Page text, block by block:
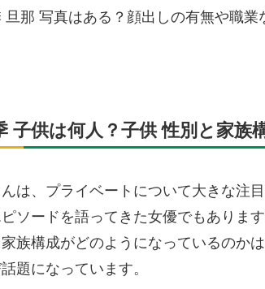
旦那 写真はある？顔出しの有無や職
子供は何人？子供 性別と家族
は、プライベートについて大きな注
ソードを語ってきた女優でもありま
族構成がどのようになっているのか
題になっています。